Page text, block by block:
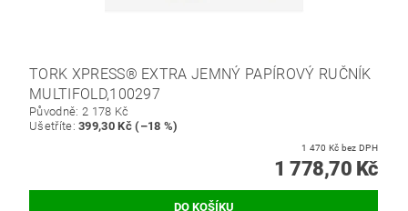
TORK XPRESS® EXTRA JEMNÝ PAPÍROVÝ RUČNÍK
MULTIFOLD,100297
Původně: 2 178 Kč
Ušetříte:399,30 Kč (–18 %)
1 470 Kč bez DPH
1 778,70 Kč